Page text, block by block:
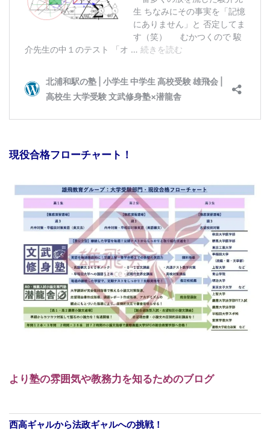
現役合格フローチャート！
より塾の雰囲気や教務力を知るためのブログ
西高ギャルから法政ギャルへの挑戦！